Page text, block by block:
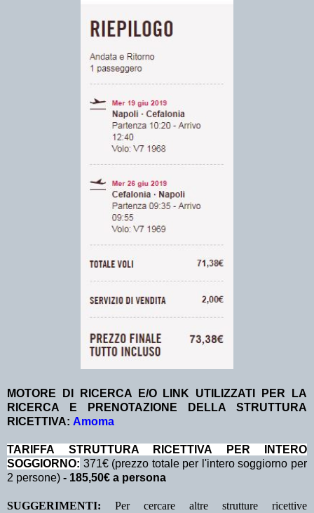
MOTORE DI RICERCA E/O LINK UTILIZZATI PER LA
RICERCA E PRENOTAZIONE DELLA STRUTTURA
RICETTIVA: Amoma
TA RIFFA STRUTTURA RICETTIVA PER INTERO
SOGGIORNO: 371€ (prezzo totale per l'intero soggiorno per
2 persone) - 185,50€ a persona
SUGGERIMENTI: Per cercare altre strutture ricettive